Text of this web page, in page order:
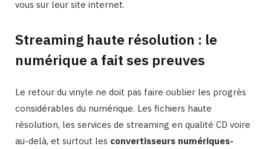
vous sur leur site internet.
Streaming haute résolution : le
numérique a fait ses preuves
Le retour du vinyle ne doit pas faire oublier les progrès
considérables du numérique. Les fichiers haute
résolution, les services de streaming en qualité CD voire
au-delà, et surtout les convertisseurs numériques-